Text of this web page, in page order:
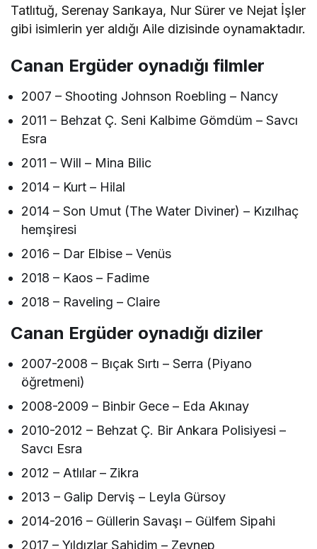
Tatlıtuğ, Serenay Sarıkaya, Nur Sürer ve Nejat İşler
gibi isimlerin yer aldığı Aile dizisinde oynamaktadır.
Canan Ergüder oynadığı filmler
2007 – Shooting Johnson Roebling – Nancy
2011 – Behzat Ç. Seni Kalbime Gömdüm – Savcı
Esra
2011 – Will – Mina Bilic
2014 – Kurt – Hilal
2014 – Son Umut (The Water Diviner) – Kızılhaç
hemşiresi
2016 – Dar Elbise – Venüs
2018 – Kaos – Fadime
2018 – Raveling – Claire
Canan Ergüder oynadığı diziler
2007-2008 – Bıçak Sırtı – Serra (Piyano
öğretmeni)
2008-2009 – Binbir Gece – Eda Akınay
2010-2012 – Behzat Ç. Bir Ankara Polisiyesi –
Savcı Esra
2012 – Atlılar – Zikra
2013 – Galip Derviş – Leyla Gürsoy
2014-2016 – Güllerin Savaşı – Gülfem Sipahi
2017 – Yıldızlar Şahidim – Zeynep